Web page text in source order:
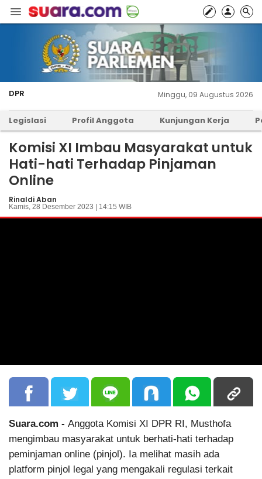
DPR Minggu, 09 Augustus 2026
Legislasi Profil Anggota Kunjungan Kerja
Komisi XI Imbau Masyarakat untuk
Hati-hati Terhadap Pinjaman
Online
Rinaldi Aban
Kamis, 28 Desember 2023 | 14:15 WIB
Suara.com - Anggota Komisi XI DPR RI, Musthofa
mengimbau masyarakat untuk berhati-hati terhadap
peminjaman online (pinjol). Ia melihat masih ada
platform pinjol legal yang mengakali regulasi terkait